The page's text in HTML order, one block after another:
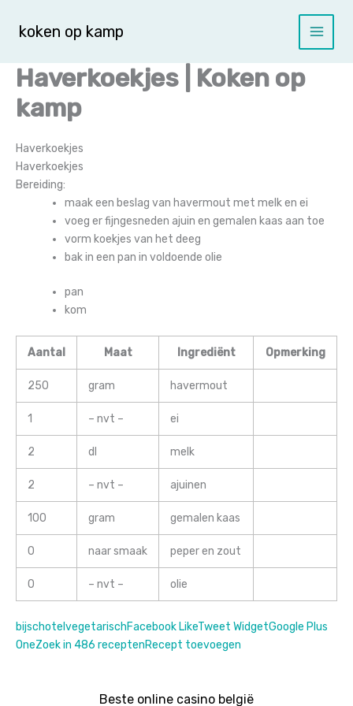
naar
inhoud
koken op kamp
Haverkoekjes | Koken op
kamp
Haverkoekjes
Haverkoekjes
Bereiding:
maak een beslag van havermout met melk en ei
voeg er fijngesneden ajuin en gemalen kaas aan toe
vorm koekjes van het deeg
bak in een pan in voldoende olie
pan
kom
Aantal Maat Ingrediënt Opmerking
250 gram havermout
1 – nvt – ei
2 dl melk
2 – nvt – ajuinen
100 gram gemalen kaas
0 naar smaak peper en zout
0 – nvt – olie
bijschotel vegetarischFacebook LikeTweet WidgetGoogle Plus
OneZoek in 486 receptenRecept toevoegen
Beste online casino belgië